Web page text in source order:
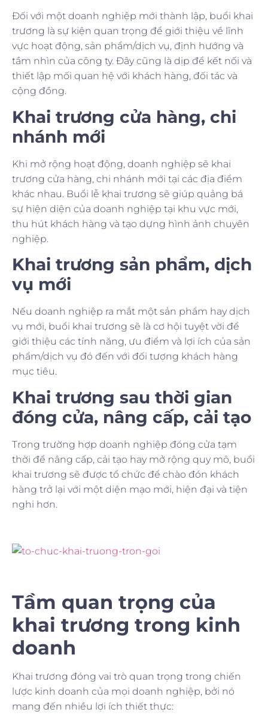
Đối với một doanh nghiệp mới thành lập, buổi khai
trương là sự kiện quan trọng để giới thiệu về lĩnh
vực hoạt động, sản phẩm/dịch vụ, định hướng và
tầm nhìn của công ty. Đây cũng là dịp để kết nối và
thiết lập mối quan hệ với khách hàng, đối tác và
cộng đồng.
Khai trương cửa hàng, chi
nhánh mới
Khi mở rộng hoạt động, doanh nghiệp sẽ khai
trương cửa hàng, chi nhánh mới tại các địa điểm
khác nhau. Buổi lễ khai trương sẽ giúp quảng bá
sự hiện diện của doanh nghiệp tại khu vực mới,
thu hút khách hàng và tạo dựng hình ảnh chuyên
nghiệp.
Khai trương sản phẩm, dịch
vụ mới
Nếu doanh nghiệp ra mắt một sản phẩm hay dịch
vụ mới, buổi khai trương sẽ là cơ hội tuyệt vời để
giới thiệu các tính năng, ưu điểm và lợi ích của sản
phẩm/dịch vụ đó đến với đối tượng khách hàng
mục tiêu.
Khai trương sau thời gian
đóng cửa, nâng cấp, cải tạo
Trong trường hợp doanh nghiệp đóng cửa tạm
thời để nâng cấp, cải tạo hay mở rộng quy mô, buổi
khai trương sẽ được tổ chức để chào đón khách
hàng trở lại với một diện mạo mới, hiện đại và tiện
nghi hơn.
Tầm quan trọng của
khai trương trong kinh
doanh
Khai trương đóng vai trò quan trọng trong chiến
lược kinh doanh của mọi doanh nghiệp, bởi nó
mang đến nhiều lợi ích thiết thực: